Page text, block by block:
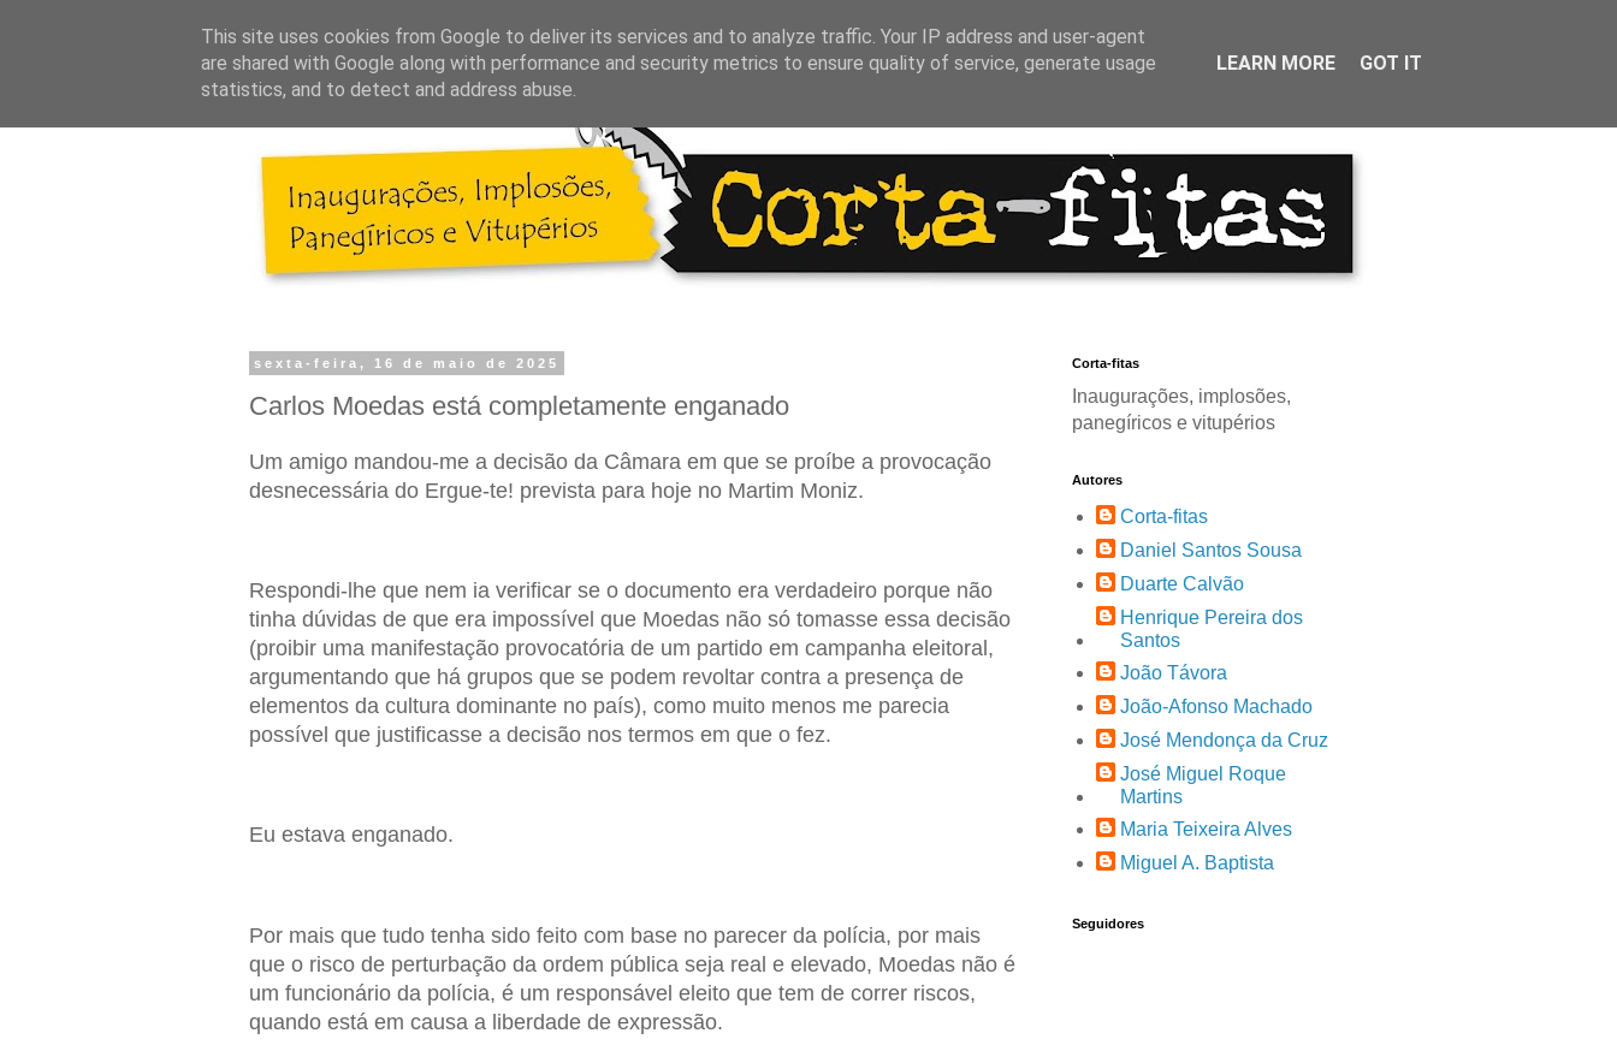
sexta-feira, 16 de maio de 2025
Carlos Moedas está completamente enganado
Um amigo mandou-me a decisão da Câmara em que se proíbe a provocação
desnecessária do Ergue-te! prevista para hoje no Martim Moniz.
Respondi-lhe que nem ia verificar se o documento era verdadeiro porque não
tinha dúvidas de que era impossível que Moedas não só tomasse essa decisão
(proibir uma manifestação provocatória de um partido em campanha eleitoral,
argumentando que há grupos que se podem revoltar contra a presença de
elementos da cultura dominante no país), como muito menos me parecia
possível que justificasse a decisão nos termos em que o fez.
Eu estava enganado.
Por mais que tudo tenha sido feito com base no parecer da polícia, por mais
que o risco de perturbação da ordem pública seja real e elevado, Moedas não é
um funcionário da polícia, é um responsável eleito que tem de correr riscos,
quando está em causa a liberdade de expressão.
Corta-fitas
Inaugurações, implosões,
panegíricos e vitupérios
Autores
Corta-fitas
Daniel Santos Sousa
Duarte Calvão
Henrique Pereira dos
Santos
João Távora
João-Afonso Machado
José Mendonça da Cruz
José Miguel Roque
Martins
Maria Teixeira Alves
Miguel A. Baptista
Seguidores
This site uses cookies from Google to deliver its services and to analyze traffic. Your IP address and user-agent
are shared with Google along with performance and security metrics to ensure quality of service, generate usage
statistics, and to detect and address abuse.
LEARN MORE GOT IT